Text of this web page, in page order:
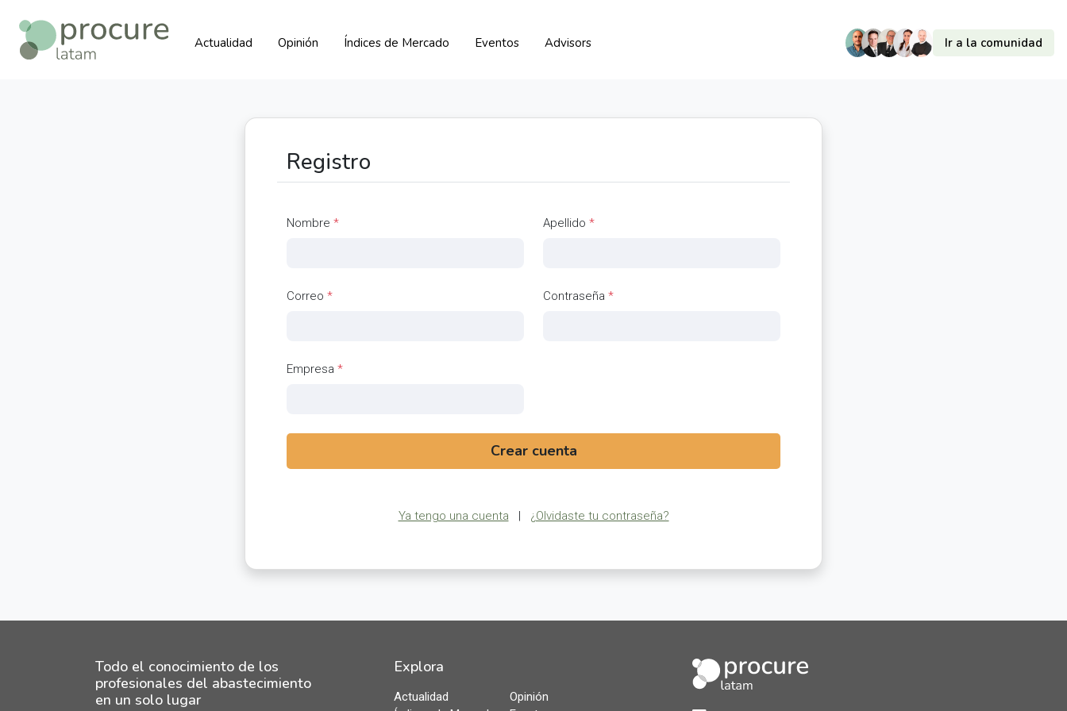
Actualidad Opinión Índices de Mercado Eventos Advisors Ir a la comunidad
Registro
Nombre * Apellido *
Correo * Contraseña *
Empresa *
Crear cuenta
Ya tengo una cuenta | ¿Olvidaste tu contraseña?
Todo el conocimiento de los
profesionales del abastecimiento
en un solo lugar
Explora
Actualidad
Opinión